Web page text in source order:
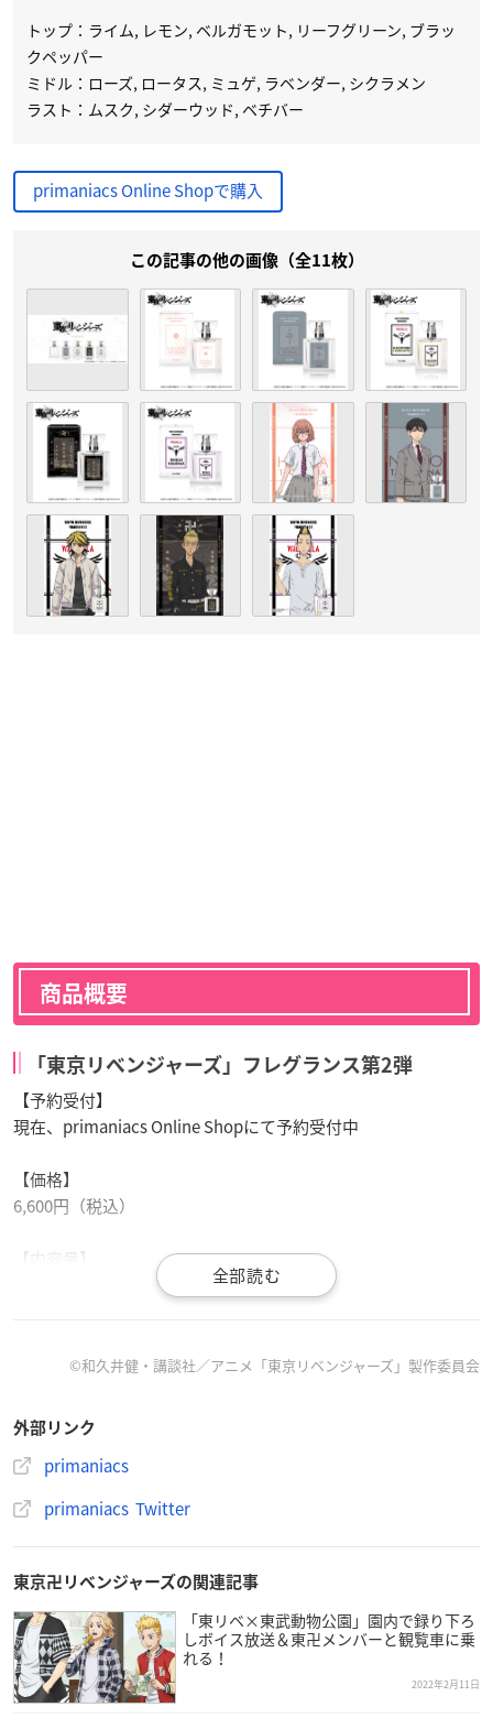
トップ：ライム, レモン, ベルガモット, リーフグリーン, ブラッ
クペッパー
ミドル：ローズ, ロータス, ミュゲ, ラベンダー, シクラメン
ラスト：ムスク, シダーウッド, ベチバー
primaniacs Online Shopで購入
この記事の他の画像（全11枚）
商品概要
「東京リベンジャーズ」フレグランス第2弾
【予約受付】
現在、primaniacs Online Shopにて予約受付中
【価格】
6,600円（税込）
【内容量】
2022年4月15日(金)
【一般発売日】
2022年4月21日(木)
※primaniacs各店、アニメイト取り扱い店舗、ステラワースに
て
primaniacs Online Shopで購入
©和久井健・講談社／アニメ「東京リベンジャーズ」製作委員会
外部リンク
primaniacs
primaniacs Twitter
東京卍リベンジャーズの関連記事
「東リベ×東武動物公園」園内で録り下ろ
しボイス放送＆東卍メンバーと観覧車に乗
れる！
2022年2月11日